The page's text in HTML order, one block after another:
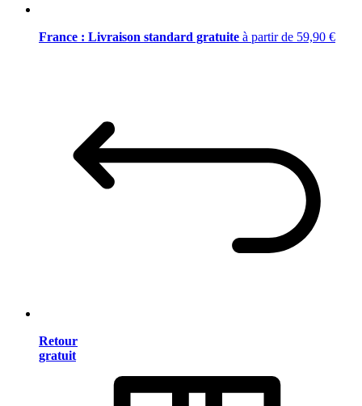
France : Livraison standard gratuite à partir de 59,90 €
Retour
gratuit